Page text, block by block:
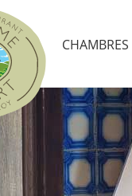
CHAMBRES
des cookies